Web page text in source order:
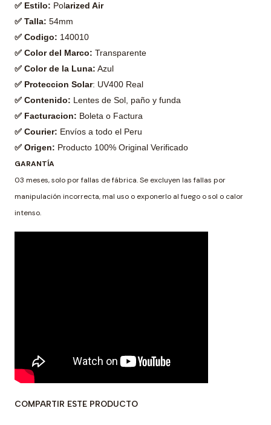
✅ Estilo: Polarized Air
✅ Talla: 54mm
✅ Codigo: 140010
✅ Color del Marco: Transparente
✅ Color de la Luna: Azul
✅ Proteccion Solar: UV400 Real
✅ Contenido: Lentes de Sol, paño y funda
✅ Facturacion: Boleta o Factura
✅ Courier: Envíos a todo el Peru
✅ Origen: Producto 100% Original Verificado
GARANTÍA
03 meses, solo por fallas de fábrica. Se excluyen las fallas por
manipulación incorrecta, mal uso o exponerlo al fuego o sol o calor
intenso.
COMPARTIR ESTE PRODUCTO